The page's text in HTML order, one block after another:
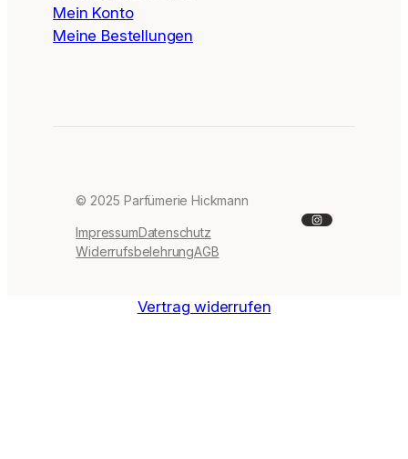
Mein Konto
Meine Bestellungen
© 2025 Parfümerie Hickmann
ImpressumDatenschutz
WiderrufsbelehrungAGB
Instagram
Vertrag widerrufen